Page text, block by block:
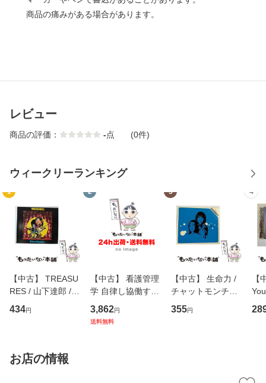
商品の痛みがある場合があります。
レビュー
商品の評価： -点 (0件)
ウィークリーランキング
1
【中古】 TREASU
RES / 山下達郎 /
イーストウエス
ト・ジャパン [CD]
434円
2
【中古】 看護管理
学 自律し協働する
専門職の看護マネ
ジメントスキル 改
3,862円
送料無料
3
【中古】 生命力 /
チャットモンチー /
キューンレコード
[CD]【メール便送
355円
4
【
のが
お店の情報